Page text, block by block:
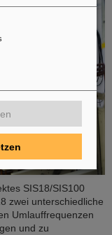
SIS18/SIS100
zwei unterschiedliche
Umlauffrequenzen
und zu